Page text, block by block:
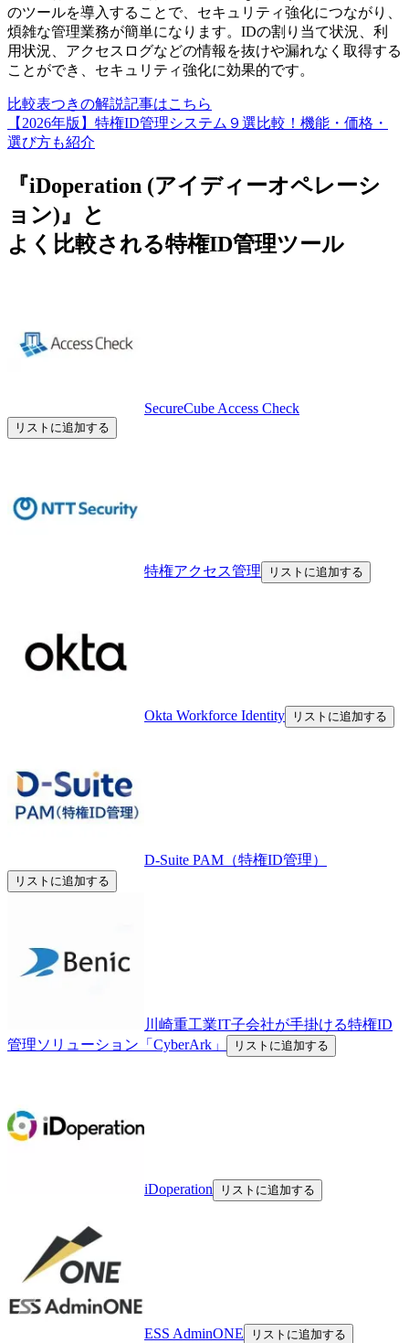
のツールを導入することで、セキュリティ強化につながり、
煩雑な管理業務が簡単になります。IDの割り当て状況、利
用状況、アクセスログなどの情報を抜けや漏れなく取得する
ことができ、セキュリティ強化に効果的です。
比較表つきの解説記事はこちら
【2026年版】特権ID管理システム９選比較！機能・価格・
選び方も紹介
『iDoperation (アイディーオペレーシ
ョン)』と
よく比較される特権ID管理ツール
SecureCube Access Check
リストに追加する
特権アクセス管理 リストに追加する
Okta Workforce Identity リストに追加する
D-Suite PAM（特権ID管理）
リストに追加する
川崎重工業IT子会社が手掛ける特権ID
管理ソリューション「CyberArk」
リストに追加する
iDoperation リストに追加する
ESS AdminONE リストに追加する